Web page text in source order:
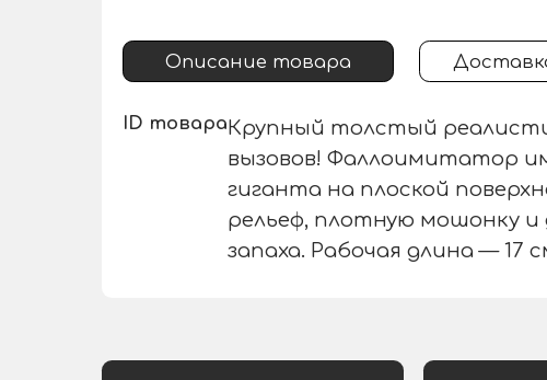
Описание товара
ID товара Крупный толстый
вызовов! Фаллоимитатор
гиганта на плоской
рельеф, плотную мошонку и
запаха. Рабочая длина — 17